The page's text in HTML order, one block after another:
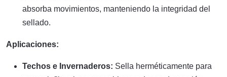
absorba movimientos, manteniendo la integridad del
sellado.
Aplicaciones:
Techos e Invernaderos: Sella herméticamente para